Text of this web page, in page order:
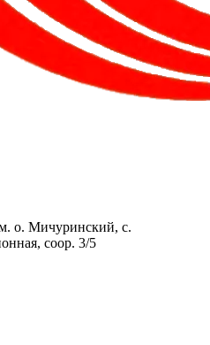
о. Мичуринский, с.
соор. 3/5